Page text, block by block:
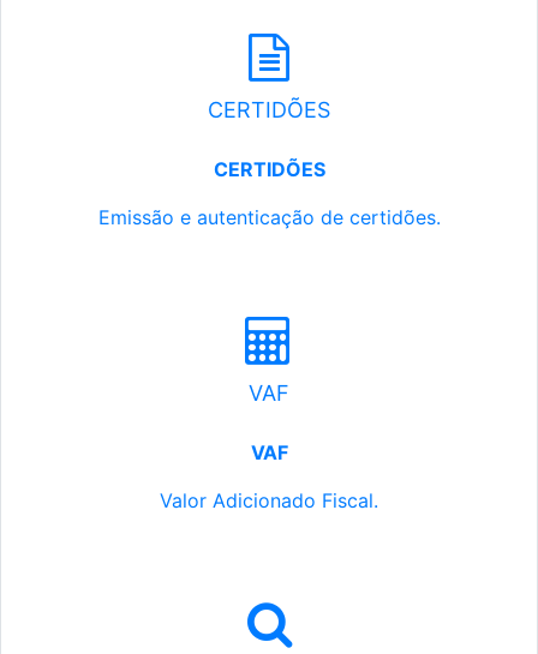
CERTIDÕES
CERTIDÕES
Emissão e autenticação de certidões.
VAF
VAF
Valor Adicionado Fiscal.